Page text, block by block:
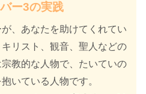
ー3の実践
、あなたを助けてくれてい
リスト、観音、聖人などの
教的な人物で、たいていの
いている人物です。